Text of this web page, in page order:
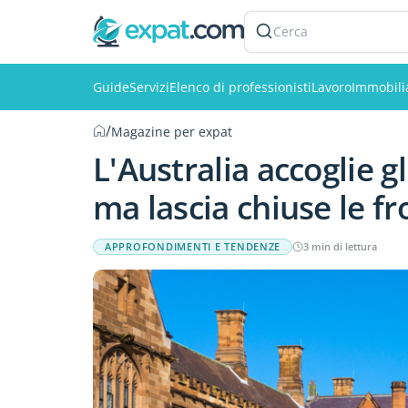
Cerca
GuideServiziElenco di professionistiLavoro
/Magazine per expat
L'Australia accoglie
ma lascia chiuse le
APPROFONDIMENTI E TENDENZE 3 min di lettura